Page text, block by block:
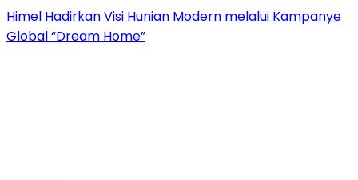
Himel Hadirkan Visi Hunian Modern melalui Kampanye
Global “Dream Home”